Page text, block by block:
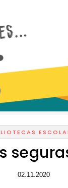
02.11.2020